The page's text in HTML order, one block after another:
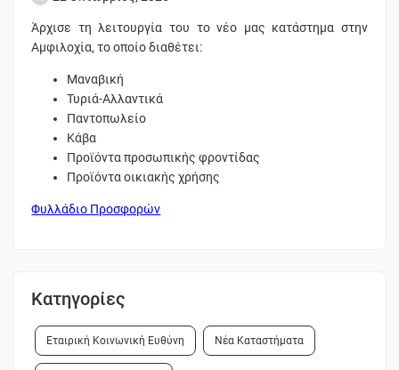
Άρχισε τη λειτουργία του το νέο μας κατάστημα στην
Αμφιλοχία,το οποίο διαθέτει:
Μαναβική
Τυριά-Αλλαντικά
Παντοπωλείο
Κάβα
Προϊόντα προσωπικής φροντίδας
Προϊόντα οικιακής χρήσης
Φυλλάδιο Προσφορών
Κατηγορίες
Εταιρική Κοινωνική Ευθύνη Νέα Καταστήματα